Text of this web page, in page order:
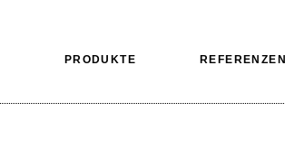
PRODUKTE REFERENZEN